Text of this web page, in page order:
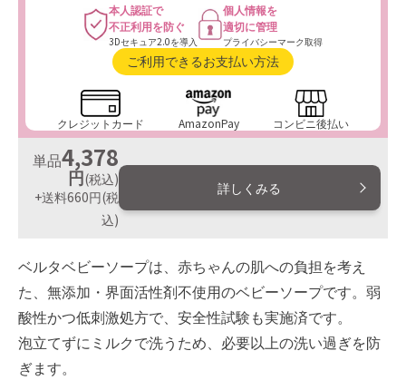
本人認証で
不正利用を防ぐ
3Dセキュア2.0を導入
個人情報を
適切に管理
プライバシーマーク取得
ご利用できるお支払い方法
クレジットカード AmazonPay コンビニ後払い
単品4,378
円(税込)
+送料660円(税
込)
詳しくみる
ベルタベビーソープは、赤ちゃんの肌への負担を考え
た、無添加・界面活性剤不使用のベビーソープです。弱
酸性かつ低刺激処方で、安全性試験も実施済です。
泡立てずにミルクで洗うため、必要以上の洗い過ぎを防
ぎます。